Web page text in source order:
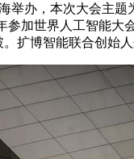
办，本次大会主题
参加世界人工智能
扩博智能联合创始